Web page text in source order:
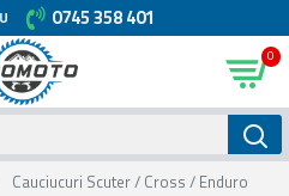
0745 358 401
0
Cauciucuri Scuter / Cross / Enduro